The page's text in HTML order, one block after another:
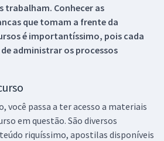
trabalham. Conhecer as
que tomam a frente da
é importantíssimo, pois cada
administrar os processos
você passa a ter acesso a materiais
em questão. São diversos
riquíssimo, apostilas disponíveis